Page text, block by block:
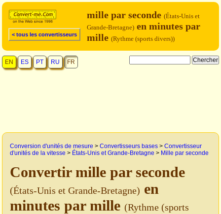
< tous les convertisseurs
mille par seconde (États-Unis et
Grande-Bretagne) en minutes par
mille (Rythme (sports divers))
EN ES PT RU FR
Conversion d'unités de mesure > Convertisseurs bases > Convertisseur
d'unités de la vitesse > États-Unis et Grande-Bretagne > Mille par seconde
Convertir mille par seconde
(États-Unis et Grande-Bretagne) en
minutes par mille (Rythme (sports